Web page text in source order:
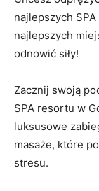
najlepszych
najlepszych
odnowić siły!
Zacznij ⁣swoją
⁤SPA resortu w
luksusowe
masaże, które
‌stresu.